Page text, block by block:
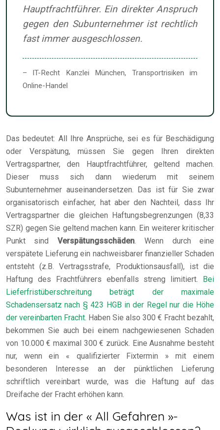
Hauptfrachtführer. Ein direkter Anspruch
gegen den Subunternehmer ist rechtlich
fast immer ausgeschlossen.
– IT-Recht Kanzlei München, Transportrisiken im
Online-Handel
Das bedeutet: All Ihre Ansprüche, sei es für Beschädigung
oder Verspätung, müssen Sie gegen Ihren direkten
Vertragspartner, den Hauptfrachtführer, geltend machen.
Dieser muss sich dann wiederum mit seinem
Subunternehmer auseinandersetzen. Das ist für Sie zwar
organisatorisch einfacher, hat aber den Nachteil, dass Ihr
Vertragspartner die gleichen Haftungsbegrenzungen (8,33
SZR) gegen Sie geltend machen kann. Ein weiterer kritischer
Punkt sind Verspätungsschäden. Wenn durch eine
verspätete Lieferung ein nachweisbarer finanzieller Schaden
entsteht (z.B. Vertragsstrafe, Produktionsausfall), ist die
Haftung des Frachtführers ebenfalls streng limitiert. Bei
Lieferfristüberschreitung beträgt der maximale
Schadensersatz nach § 423 HGB in der Regel nur die Höhe
der vereinbarten Fracht. Haben Sie also 300 € Fracht bezahlt,
bekommen Sie auch bei einem nachgewiesenen Schaden
von 10.000 € maximal 300 € zurück. Eine Ausnahme besteht
nur, wenn ein « qualifizierter Fixtermin » mit einem
besonderen Interesse an der pünktlichen Lieferung
schriftlich vereinbart wurde, was die Haftung auf das
Dreifache der Fracht erhöhen kann.
Was ist in der « All Gefahren »-